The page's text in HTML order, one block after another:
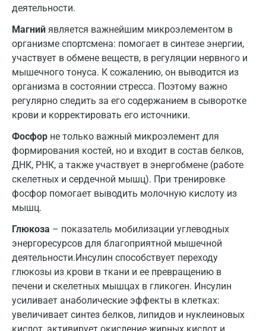
деятельности.
Магний является важнейшим микроэлементом в
организме спортсмена: помогает в синтезе энергии,
участвует в обмене веществ, в регуляции нервного и
мышечного тонуса. К сожалению, он выводится из
организма в состоянии стресса. Поэтому важно
регулярно следить за его содержанием в сыворотке
крови и корректировать его источники.
Фосфор не только важный микроэлемент для
формирования костей, но и входит в состав белков,
ДНК, РНК, а также участвует в энергобмене (работе
скелетных и сердечной мышц). При тренировке
фосфор помогает выводить молочную кислоту из
мышц.
Глюкоза – показатель мобилизации углеводных
энергоресурсов для благоприятной мышечной
деятельности.Инсулин способствует переходу
глюкозы из крови в ткани и ее превращению в
печени и скелетных мышцах в гликоген. Инсулин
усиливает анаболические эффекты в клетках:
увеличивает синтез белков, липидов и нуклеиновых
Королев
Кострома
Котельники
Красногорск
Краснодар
Курск
Лабинск
Липецк
Люберцы
Майкоп
Мурино
Мурманск